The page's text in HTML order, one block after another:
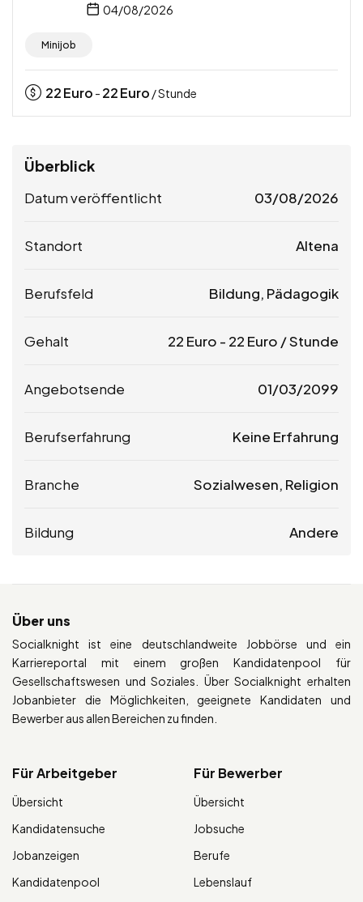
04/08/2026
Minijob
22Euro - 22Euro / Stunde
Überblick
Datum veröffentlicht 03/08/2026
Standort Altena
Berufsfeld Bildung, Pädagogik
Gehalt 22 Euro - 22 Euro / Stunde
Angebotsende 01/03/2099
Berufserfahrung Keine Erfahrung
Branche Sozialwesen, Religion
Bildung Andere
Über uns
Socialknight ist eine deutschlandweite Jobbörse und ein
Karriereportal mit einem großen Kandidatenpool für
Gesellschaftswesen und Soziales. Über Socialknight erhalten
Jobanbieter die Möglichkeiten, geeignete Kandidaten und
Bewerber aus allen Bereichen zu finden.
Für Arbeitgeber
Übersicht
Kandidatensuche
Jobanzeigen
Kandidatenpool
Für Bewerber
Übersicht
Jobsuche
Berufe
Lebenslauf